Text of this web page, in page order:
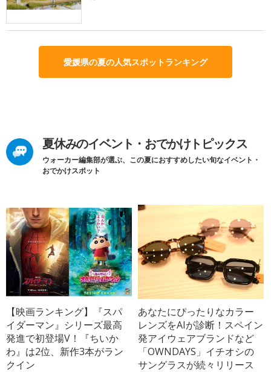
愛媛県の夏の人気スポットランキング
夏休みのイベント・おでかけトピックス
ウォーカー編集部が選ぶ、この夏におすすめしたい旬なイベント・
おでかけスポット
【映画ランキング】『スパ
イダーマン』シリーズ最高
発進で初登場V！『ちいか
わ』は2位、新作3本がラン
クイン
あなたにぴったりなカラー
レンズをAIが診断！スペイン
発アイウェアブランドなど
「OWNDAYS」イチオシの
サングラスが続々リリース